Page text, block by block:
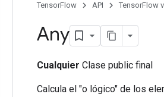
TensorFlow API TensorFlow
Any
Cualquier Clase public final
Calcula el "o lógico" de los